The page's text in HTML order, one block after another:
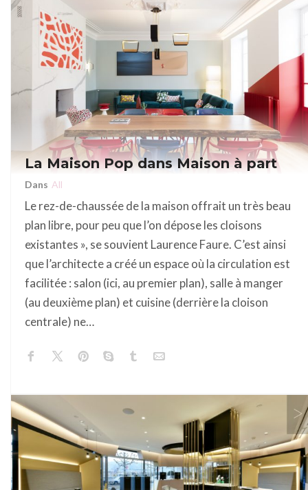
La Maison Pop dans Maison à part
Dans All
Le rez-de-chaussée de la maison offrait un très beau
plan libre, pour peu que l’on dépose les cloisons
existantes », se souvient Laurence Faure. C’est ainsi
que l’architecte a créé un espace où la circulation est
facilitée : salon (ici, au premier plan), salle à manger
(au deuxième plan) et cuisine (derrière la cloison
centrale) ne…